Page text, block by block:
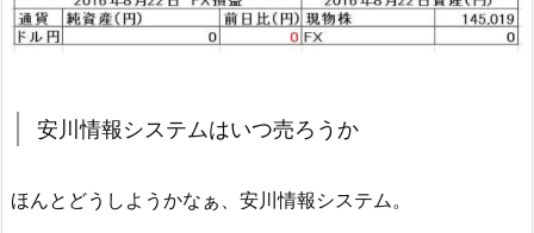
安川情報システムはいつ売ろうか
ほんとどうしようかなぁ、安川情報システム。